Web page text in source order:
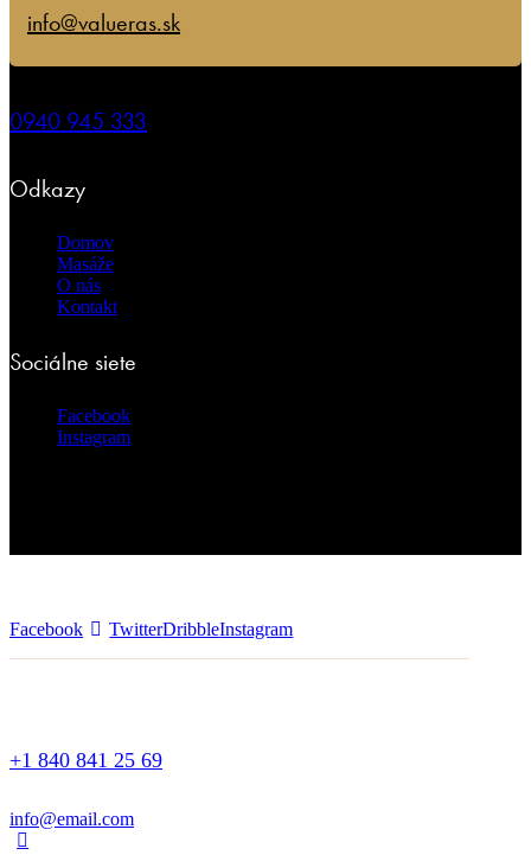
info@valueras.sk
0940 945 333
Odkazy
Domov
Masáže
O nás
Kontakt
Sociálne siete
Facebook
Instagram
Facebook TwitterDribbleInstagram
+1 840 841 25 69
info@email.com